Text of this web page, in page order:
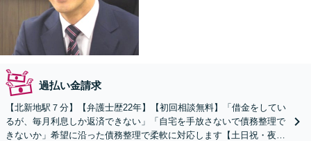
過払い金請求
【北新地駅７分】【弁護士歴22年】【初回相談無料】「借金をしてい
るが、毎月利息しか返済できない」「自宅を手放さないで債務整理で
きないか」希望に沿った債務整理で柔軟に対応します【土日祝・夜間